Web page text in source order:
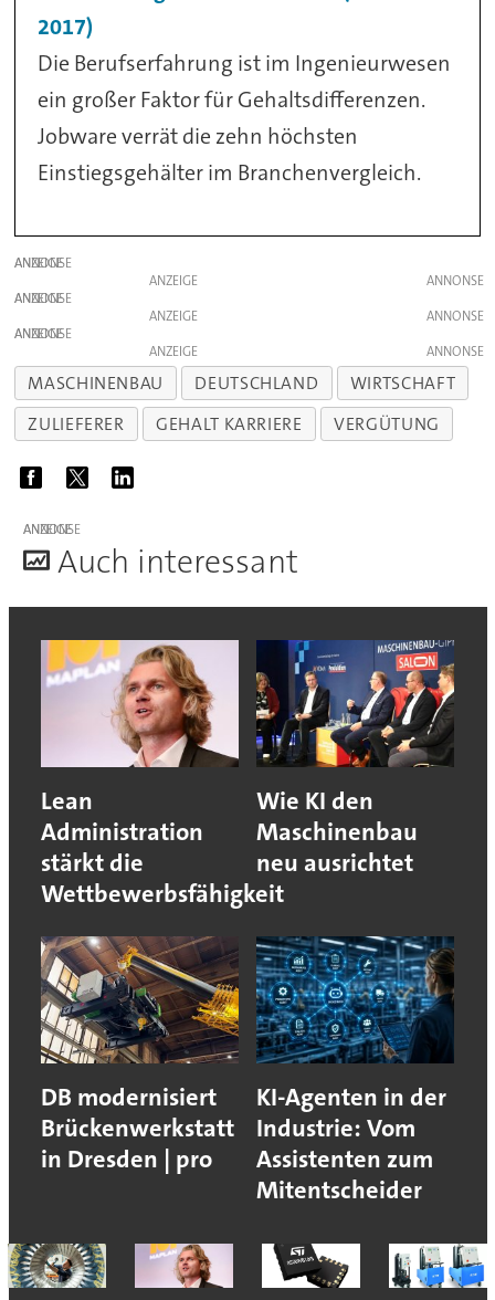
2017)
Die Berufserfahrung ist im Ingenieurwesen
ein großer Faktor für Gehaltsdifferenzen.
Jobware verrät die zehn höchsten
Einstiegsgehälter im Branchenvergleich.
ANZEIGE
ANZEIGE
ANZEIGE
ANZEIGE
ANZEIGE
ANZEIGE
MASCHINENBAU DEUTSCHLAND
WIRTSCHAFT
ZULIEFERER
GEHALT KARRIERE VERGÜTUNG
ANZEIGE
Auch interessant
Lean
Administration
stärkt die
Wettbewerbsfähigkeit
Wie KI den
Maschinenbau
neu ausrichtet
DB modernisiert
Brückenwerkstatt
in Dresden | pro
KI-Agenten in der
Industrie: Vom
Assistenten zum
Mitentscheider